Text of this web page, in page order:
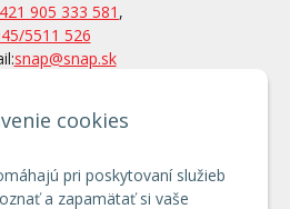
cookies
pri poskytovaní služieb
a zapamätať si vaše
905 333 581 ,
5511 526
snap@snap.sk
aj mimo
hodín